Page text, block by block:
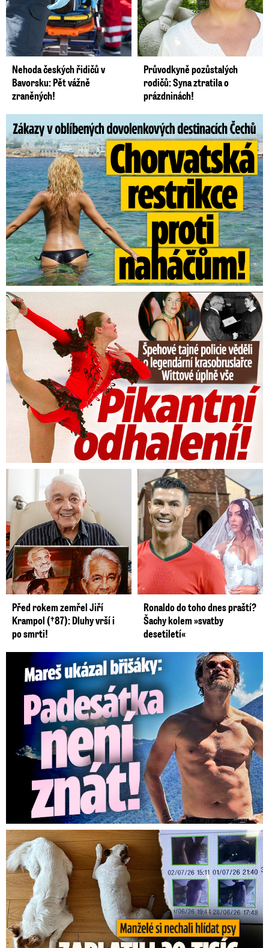
Nehoda českých řidičů v
Bavorsku: Pět vážně
zraněných!
Průvodkyně pozůstalých
rodičů: Syna ztratila o
prázdninách!
Zákazy v dovolenkových rájích: Restrikce proti naháčům!
Tajná policie špehovala krasobruslařku Wittovou: Pikantní ...
Před rokem zemřel Jiří
Krampol (†87): Dluhy vrší i
po smrti!
Ronaldo do toho dnes praští?
Šachy kolem »svatby
desetiletí«
Mareš v dokonalé formě ukázal břišáky: Padesátka není znát
Za hlídání psů zaplatili 20 tisíc, doma našli cizí ženy!